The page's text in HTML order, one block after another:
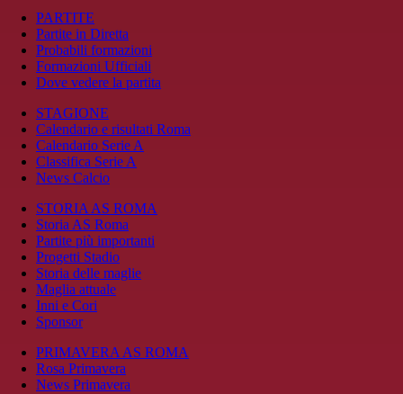
PARTITE
Partite in Diretta
Probabili formazioni
Formazioni Ufficiali
Dove vedere la partita
STAGIONE
Calendario e risultati Roma
Calendario Serie A
Classifica Serie A
News Calcio
STORIA AS ROMA
Storia AS Roma
Partite più importanti
Progetti Stadio
Storia delle maglie
Maglia attuale
Inni e Cori
Sponsor
PRIMAVERA AS ROMA
Rosa Primavera
News Primavera